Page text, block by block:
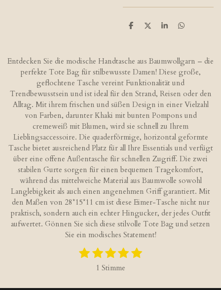
T
n
T
e
n
T
n
T
n
Entdecken Sie die modische Handtasche aus Baumwollgarn – die
perfekte Tote Bag für stilbewusste Damen! Diese große,
geflochtene Tasche vereint Funktionalität und
Trendbewusstsein und ist ideal für den Strand, Reisen oder den
Alltag. Mit ihrem frischen und süßen Design in einer Vielzahl
von Farben, darunter Khaki mit bunten Pompons und
cremeweiß mit Blumen, wird sie schnell zu Ihrem
Lieblingsaccessoire. Die quaderförmige, horizontal geformte
Tasche bietet ausreichend Platz für all Ihre Essentials und verfügt
über eine offene Außentasche für schnellen Zugriff. Die zwei
stabilen Gurte sorgen für einen bequemen Tragekomfort,
während das mittelweiche Material aus Baumwolle sowohl
Langlebigkeit als auch einen angenehmen Griff garantiert. Mit
den Maßen von 28*15*11 cm ist diese Eimer-Tasche nicht nur
praktisch, sondern auch ein echter Hingucker, der jedes Outfit
aufwertet. Gönnen Sie sich diese stilvolle Tote Bag und setzen
Sie ein modisches Statement!
1 2
S
3
S
4
S
5 B
1 Stimme